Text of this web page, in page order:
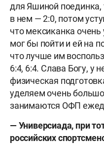
для Яшиной поединка,
в нем — 2:0, потом
что мексиканка
мог бы пойти и ей на
что лучше им
6:4, 6:4. Слава Богу, у
физическая
уделяем очень
занимаются ОФП
— Универсиада, при
российских